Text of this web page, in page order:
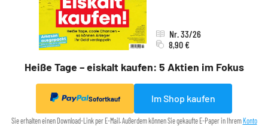
Heiße Tage – eiskalt kaufen: 5 Aktien im Fokus
Nr. 33/26
8,90 €
Sofortkauf Im Shop kaufen
Sie erhalten einen Download-Link per E-Mail. Außerdem können Sie gekaufte E-Paper in Ihrem Konto